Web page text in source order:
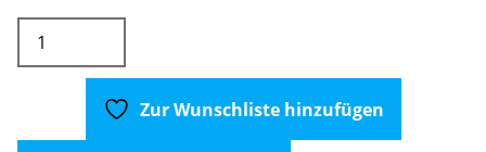
Acoustics
(Koaxiallautsprecher)Zur Wunschliste hinzufügen